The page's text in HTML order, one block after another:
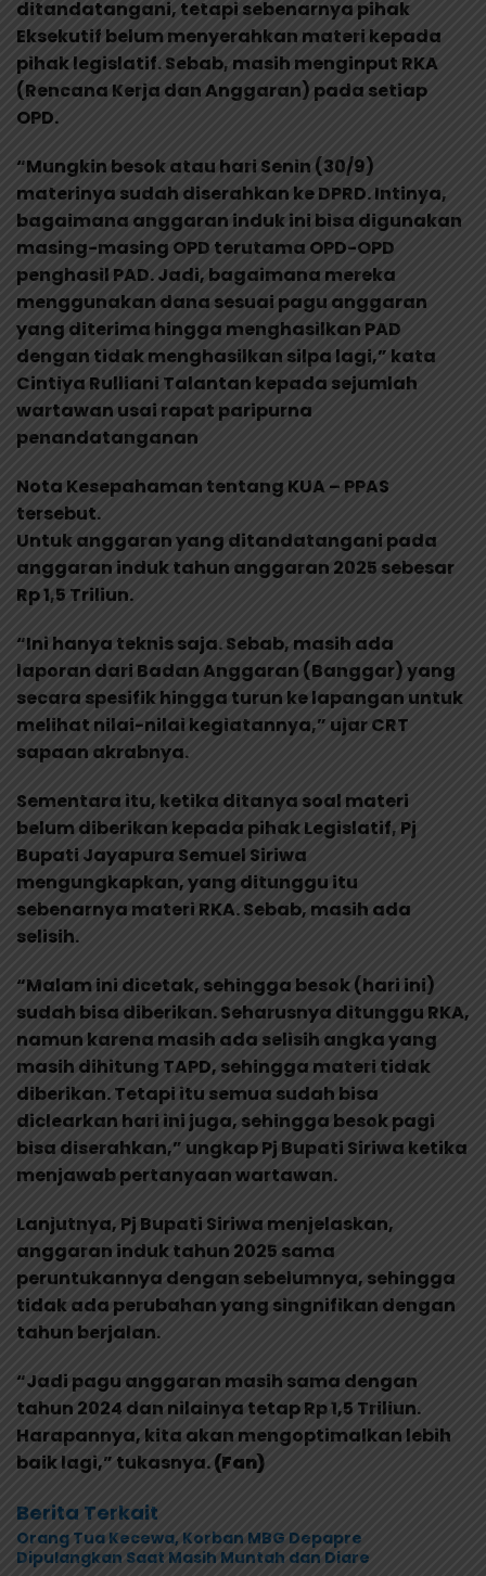
ditandatangani, tetapi sebenarnya pihak
Eksekutif belum menyerahkan materi kepada
pihak legislatif. Sebab, masih menginput RKA
(Rencana Kerja dan Anggaran) pada setiap
OPD.
“Mungkin besok atau hari Senin (30/9)
materinya sudah diserahkan ke DPRD. Intinya,
bagaimana anggaran induk ini bisa digunakan
masing-masing OPD terutama OPD-OPD
penghasil PAD. Jadi, bagaimana mereka
menggunakan dana sesuai pagu anggaran
yang diterima hingga menghasilkan PAD
dengan tidak menghasilkan silpa lagi,” kata
Cintiya Rulliani Talantan kepada sejumlah
wartawan usai rapat paripurna
penandatanganan
Nota Kesepahaman tentang KUA – PPAS
tersebut.
Untuk anggaran yang ditandatangani pada
anggaran induk tahun anggaran 2025 sebesar
Rp 1,5 Triliun.
“Ini hanya teknis saja. Sebab, masih ada
laporan dari Badan Anggaran (Banggar) yang
secara spesifik hingga turun ke lapangan untuk
melihat nilai-nilai kegiatannya,” ujar CRT
sapaan akrabnya.
Sementara itu, ketika ditanya soal materi
belum diberikan kepada pihak Legislatif, Pj
Bupati Jayapura Semuel Siriwa
mengungkapkan, yang ditunggu itu
sebenarnya materi RKA. Sebab, masih ada
selisih.
“Malam ini dicetak, sehingga besok (hari ini)
sudah bisa diberikan. Seharusnya ditunggu RKA,
namun karena masih ada selisih angka yang
masih dihitung TAPD, sehingga materi tidak
diberikan. Tetapi itu semua sudah bisa
diclearkan hari ini juga, sehingga besok pagi
bisa diserahkan,” ungkap Pj Bupati Siriwa ketika
menjawab pertanyaan wartawan.
Lanjutnya, Pj Bupati Siriwa menjelaskan,
anggaran induk tahun 2025 sama
peruntukannya dengan sebelumnya, sehingga
tidak ada perubahan yang singnifikan dengan
tahun berjalan.
“Jadi pagu anggaran masih sama dengan
tahun 2024 dan nilainya tetap Rp 1,5 Triliun.
Harapannya, kita akan mengoptimalkan lebih
baik lagi,” tukasnya.(Fan)
Berita Terkait
Orang Tua Kecewa, Korban MBG Depapre
Dipulangkan Saat Masih Muntah dan Diare